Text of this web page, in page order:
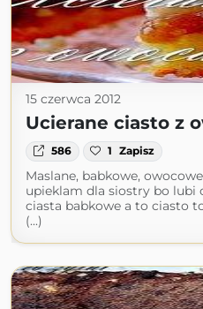
15 czerwca 2012
Ucierane ciasto z
586 1 Zapisz
Maslane, babkowe,
upieklam dla siostry bo lubi
ciasta babkowe a to ciasto
(...)